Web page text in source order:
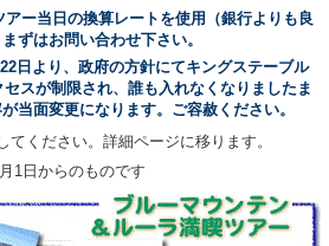
ー当日の換算レートを使用（銀行よりも良
ずはお問い合わせ下さい。
日より、政府の方針にてキングステーブル
スが制限され、誰も入れなくなりましたま
当面変更になります。ご容赦ください。
てください。詳細ページに移ります。
1日からのものです